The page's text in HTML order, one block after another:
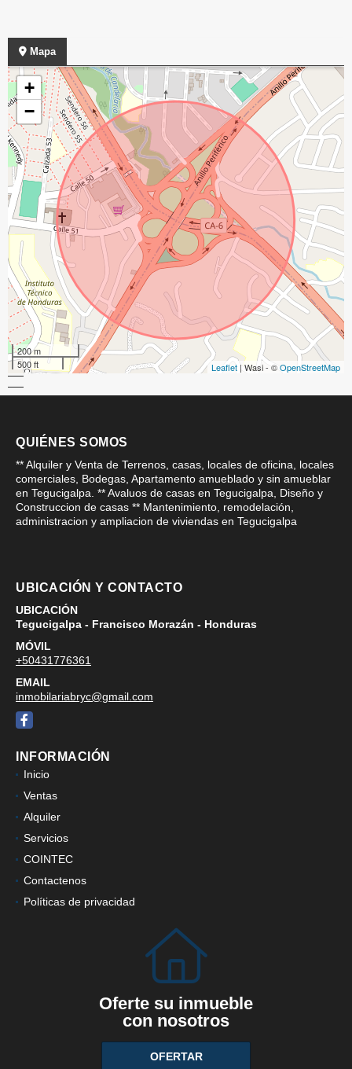
Mapa
+
−
200 m
500 ft
Leaflet | Wasi - ©OpenStreetMap
QUIÉNES SOMOS
** Alquiler y Venta de Terrenos, casas, locales de oficina, locales
comerciales, Bodegas, Apartamento amueblado y sin amueblar
en Tegucigalpa. ** Avaluos de casas en Tegucigalpa, Diseño y
Construccion de casas ** Mantenimiento, remodelación,
administracion y ampliacion de viviendas en Tegucigalpa
UBICACIÓN Y CONTACTO
UBICACIÓN
Tegucigalpa - Francisco Morazán - Honduras
MÓVIL
+50431776361
EMAIL
inmobilariabryc@gmail.com
Facebook
INFORMACIÓN
Inicio
Ventas
Alquiler
Servicios
COINTEC
Contactenos
Políticas de privacidad
Oferte su inmueble
con nosotros
OFERTAR